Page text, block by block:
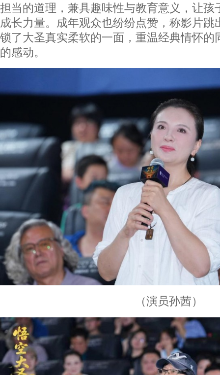
担当的道理，兼具趣味性与教育意义，让孩
成长力量。成年观众也纷纷点赞，称影片跳
锁了大圣真实柔软的一面，重温经典情怀的
的感动。
（演员孙茜）